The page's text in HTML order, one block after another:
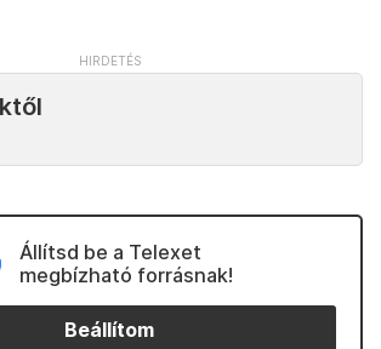
Állítsd be a Telexet
megbízható forrásnak!
Beállítom